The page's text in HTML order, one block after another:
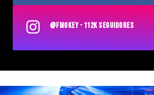
@FMOKEY - 112K SEGUIDORES